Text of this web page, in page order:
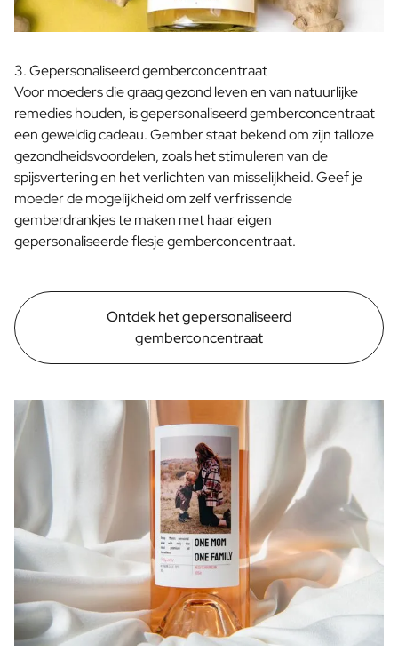
FAQ
Contact
3. Gepersonaliseerd gemberconcentraat
Voor moeders die graag gezond leven en van natuurlijke
remedies houden, is gepersonaliseerd gemberconcentraat
een geweldig cadeau. Gember staat bekend om zijn talloze
gezondheidsvoordelen, zoals het stimuleren van de
spijsvertering en het verlichten van misselijkheid. Geef je
moeder de mogelijkheid om zelf verfrissende
gemberdrankjes te maken met haar eigen
gepersonaliseerde flesje gemberconcentraat.
Ontdek het gepersonaliseerd
gemberconcentraat